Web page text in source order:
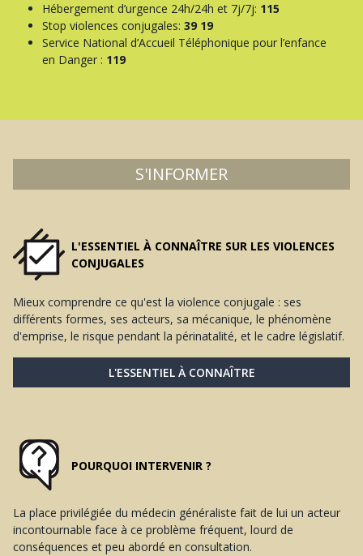
Hébergement d’urgence 24h/24h et 7j/7j: 115
Stop violences conjugales: 39 19
Service National d’Accueil Téléphonique pour l’enfance
en Danger : 119
S'INFORMER
L'ESSENTIEL À CONNAÎTRE SUR LES VIOLENCES
CONJUGALES
Mieux comprendre ce qu'est la violence conjugale : ses
différents formes, ses acteurs, sa mécanique, le phénomène
d'emprise, le risque pendant la périnatalité, et le cadre législatif.
L'ESSENTIEL À CONNAÎTRE
POURQUOI INTERVENIR ?
La place privilégiée du médecin généraliste fait de lui un acteur
incontournable face à ce problème fréquent, lourd de
conséquences et peu abordé en consultation.